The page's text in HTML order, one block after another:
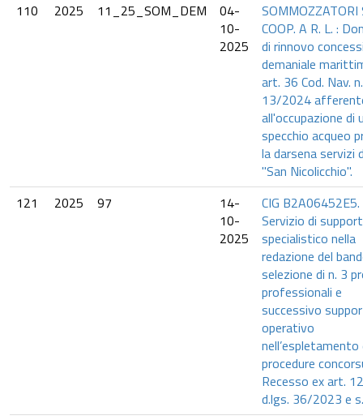
110
2025 11_25_SOM_DEM
04-
10-
2025
SOMMOZZATORI
COOP. A R. L. :
di rinnovo
demaniale
art. 36 Cod. Nav. n.
13/2024
all'occupazione di
specchio acqueo
la darsena servizi
"San Nicolicchio".
121
2025 97
14-
10-
2025
CIG B2A06452E5.
Servizio di
specialistico nella
redazione del
selezione di n. 3
professionali e
successivo
operativo
nell’espletamento
procedure
Recesso ex art.
d.lgs. 36/2023 e